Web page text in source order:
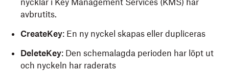
nycklar i Key Management Services (KMS) har
avbrutits.
CreateKey: En ny nyckel skapas eller dupliceras
DeleteKey: Den schemalagda perioden har löpt ut
och nyckeln har raderats